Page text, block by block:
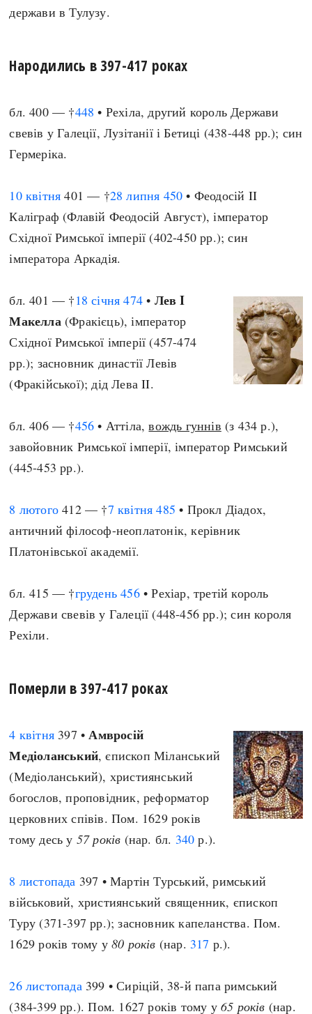
держави в Тулузу.
Народились в 397-417 роках
бл. 400 — †448 • Рехіла, другий король Держави
свевів у Галеції, Лузітанії і Бетиці (438-448 рр.); син
Гермеріка.
10 квітня 401 — †28 липня 450 • Феодосій II
Каліграф (Флавій Феодосій Август), імператор
Східної Римської імперії (402-450 рр.); син
імператора Аркадія.
бл. 401 — †18 січня 474 • Лев I
Макелла(Фракієць), імператор
Східної Римської імперії (457-474
рр.); засновник династії Левів
(Фракійської); дід Лева II.
бл. 406 — †456 • Аттіла,вождь гуннів (з 434 р.),
завойовник Римської імперії, імператор Римський
(445-453 рр.).
8 лютого 412 — †7 квітня 485 • Прокл Діадох,
античний філософ-неоплатонік, керівник
Платонівської академії.
бл. 415 — †грудень 456• Рехіар, третій король
Держави свевів у Галеції (448-456 рр.); син короля
Рехіли.
Померли в 397-417 роках
4 квітня 397 •Амвросій
Медіоланський, єпископ Міланський
(Медіоланський), християнський
богослов, проповідник, реформатор
церковних співів. Пом. 1629 років
тому десь у 57 років (нар. бл. 340 р.).
8 листопада 397 • Мартін Турський, римський
військовий, християнський священник, єпископ
Туру (371-397 рр.); засновник капеланства. Пом.
1629 років тому у80 років (нар. 317 р.).
26 листопада399 • Сиріцій, 38-й папа римський
(384-399 рр.). Пом. 1627 років тому у65 років (нар.